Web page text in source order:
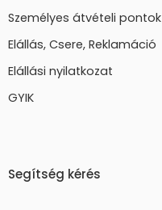
Személyes átvételi pontok
Elállás, Csere, Reklamáció
Elállási nyilatkozat
GYIK
Segítség kérés